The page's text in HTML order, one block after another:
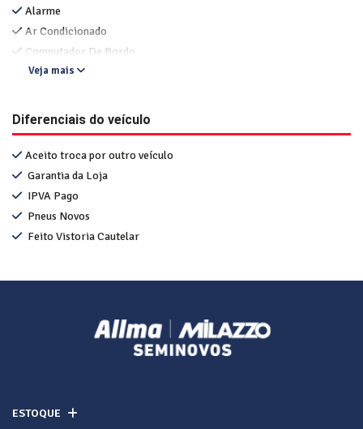
Alarme
Ar Condicionado
Computador De Bordo
Veja mais
Diferenciais do veículo
Aceito troca por outro veículo
Garantia da Loja
IPVA Pago
Pneus Novos
Feito Vistoria Cautelar
ESTOQUE